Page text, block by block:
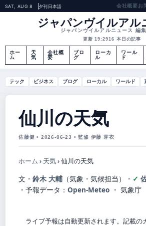
SAT, AUG 8 夕刊日本語 会社概要お
ジャパンヴイルアル
ジャパンヴイルアルニュース 編
更新 19:2916 本日の記事
ホー
ム
天
気
会社概
要
ブロ
グ
ローカ
ル
ワール
ド
テック ビジネス ブログ ローカル ワールド
仙川の天気
佐藤健 • 2026-06-23 • 監修 伊藤 芽衣
ホーム › 天気›仙川の天気
文・ 鈴木 大輔 （気象・気候担当） ・
・ 予報データ： Open-Meteo ・ 気象庁
ライブ予報は自動更新されます。記載の